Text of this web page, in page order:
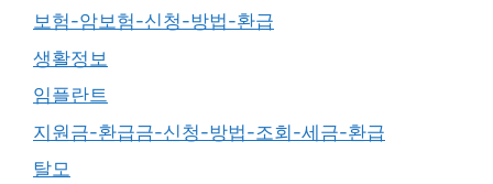
보험-암보험-신청-방법-환급
생활정보
임플란트
지원금-환급금-신청-방법-조회-세금-환급
탈모